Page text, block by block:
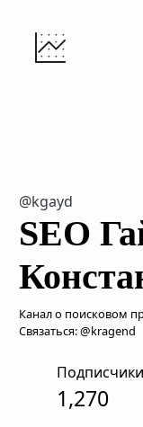
@kgayd
SEO
Канал о поисковом
Связаться: @kragend
Подписчики
1,270